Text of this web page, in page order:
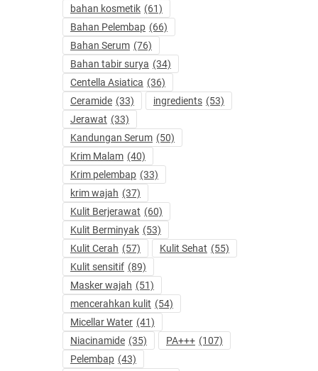
bahan kosmetik (61)
Bahan Pelembap (66)
Bahan Serum (76)
Bahan tabir surya (34)
Centella Asiatica (36)
Ceramide (33) ingredients (53)
Jerawat (33)
Kandungan Serum (50)
Krim Malam (40)
Krim pelembap (33)
krim wajah (37)
Kulit Berjerawat (60)
Kulit Berminyak (53)
Kulit Cerah (57) Kulit Sehat (55)
Kulit sensitif (89)
Masker wajah (51)
mencerahkan kulit (54)
Micellar Water (41)
Niacinamide (35) PA+++ (107)
Pelembap (43)